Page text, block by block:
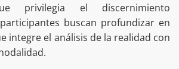
privilegia el discernimiento
buscan profundizar en
integre el análisis de la realidad con